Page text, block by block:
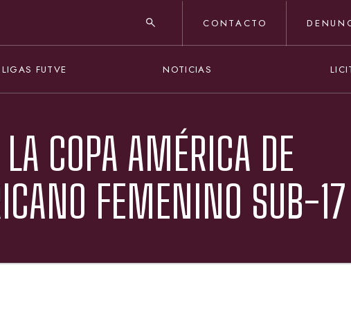
CONTACTO
LIGAS FUTVE NOTICIAS
COPA AMÉRICA DE
FEMENINO SUB-17